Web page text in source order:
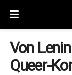
Von
Queer-